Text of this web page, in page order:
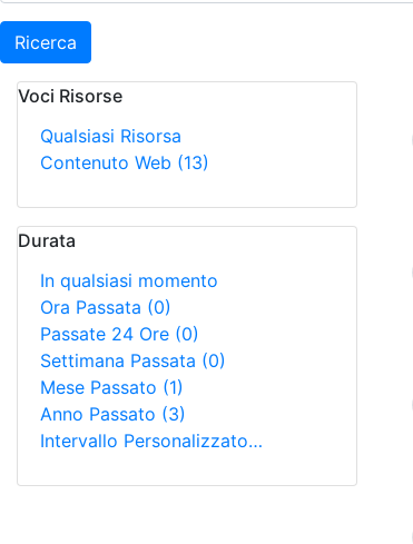
Ricerca
Voci Risorse
Qualsiasi Risorsa
Contenuto Web (13)
Durata
In qualsiasi momento
Ora Passata (0)
Passate 24 Ore (0)
Settimana Passata (0)
Mese Passato (1)
Anno Passato (3)
Intervallo Personalizzato…